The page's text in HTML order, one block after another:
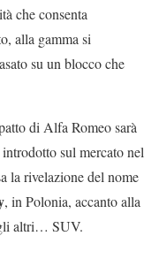
che consenta
alla gamma si
su un blocco che
di Alfa Romeo sarà
sul mercato nel
la rivelazione del nome
, in Polonia, accanto alla
altri… SUV.